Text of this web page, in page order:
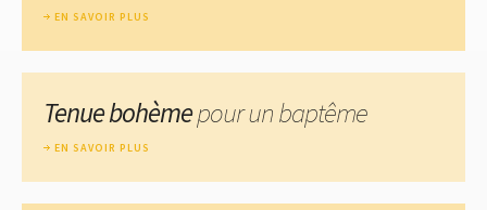
EN SAVOIR PLUS
Tenue bohèmepour un baptême
EN SAVOIR PLUS